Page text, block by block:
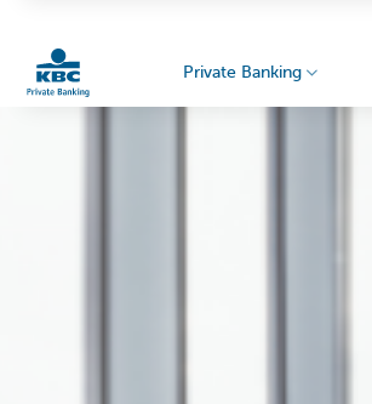
Private Banking